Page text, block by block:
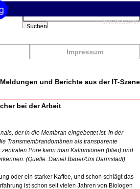
Impressum
Suchbegriffe
Suchen
und Berichte aus der IT-Szene
bei der Arbeit
der in die Membran eingebettet ist. In der
Transmembrandomänen als transparente
Pore kann man Kaliumionen (blau) und
(Quelle: Daniel Bauer/Uni Darmstadt)
oder ein starker Kaffee, und schon schlägt das
ist schon seit vielen Jahren von Biologen